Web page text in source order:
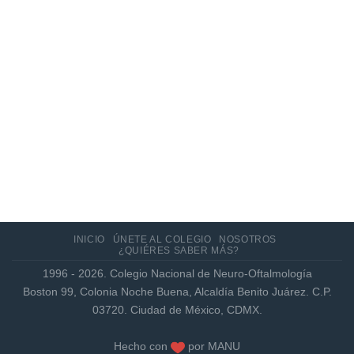
INICIO ÚNETE AL COLEGIO
NOSOTROS
¿QUIÉRES SABER MÁS?
1996 - 2026. Colegio Nacional de Neuro-Oftalmología
Boston 99, Colonia Noche Buena, Alcaldía Benito Juárez. C.P.
03720. Ciudad de México, CDMX.
Hecho con por MANU